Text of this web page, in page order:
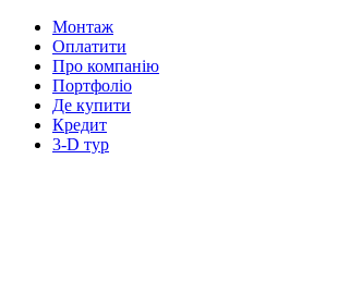
Монтаж
Оплатити
Про компанію
Портфоліо
Де купити
Кредит
3-D тур